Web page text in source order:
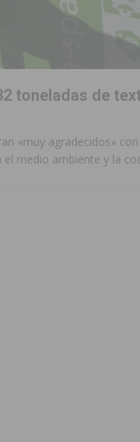
toneladas de
«muy agradecidos»
medio ambiente y la